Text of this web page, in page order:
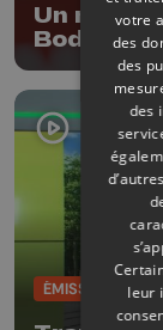
Un
Bodart
ÉMISSIONS
votre
des
des
des
leur